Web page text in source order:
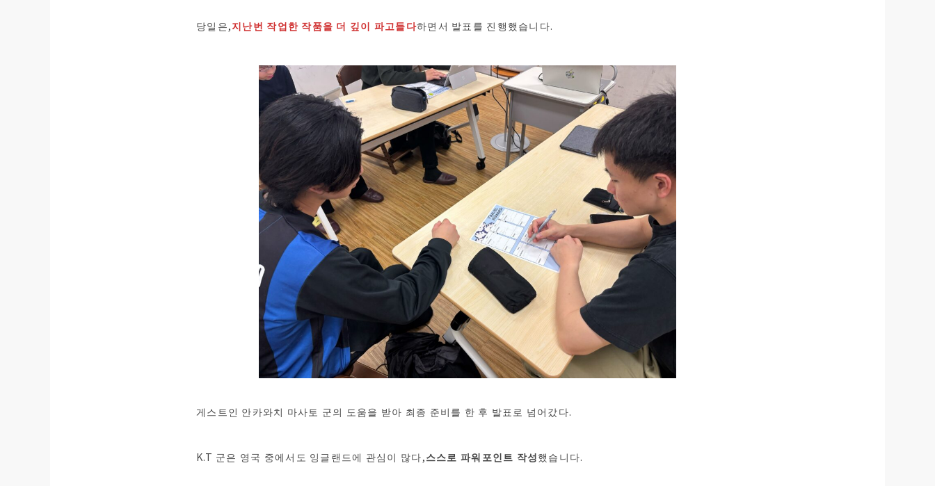
당일은,지난번 작업한 작품을 더 깊이 파고들다하면서 발표를 진행했습니다.
게스트인 안카와치 마사토 군의 도움을 받아 최종 준비를 한 후 발표로 넘어갔다.
K.T 군은 영국 중에서도 잉글랜드에 관심이 많다,스스로 파워포인트 작성했습니다.